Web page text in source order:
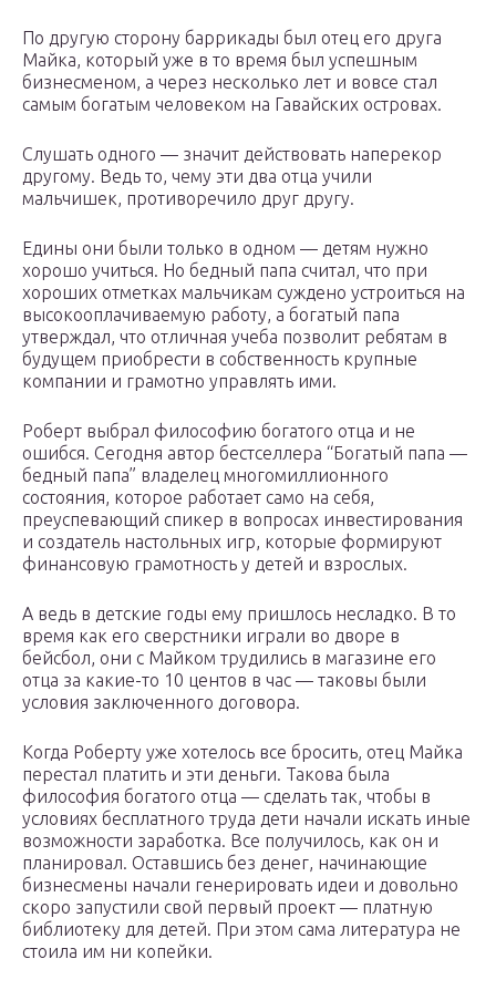
По другую сторону баррикады был отец его друга
Майка, который уже в то время был успешным
бизнесменом, а через несколько лет и вовсе стал
самым богатым человеком на Гавайских островах.
Слушать одного — значит действовать наперекор
другому. Ведь то, чему эти два отца учили
мальчишек, противоречило друг другу.
Едины они были только в одном — детям нужно
хорошо учиться. Но бедный папа считал, что при
хороших отметках мальчикам суждено устроиться на
высокооплачиваемую работу, а богатый папа
утверждал, что отличная учеба позволит ребятам в
будущем приобрести в собственность крупные
компании и грамотно управлять ими.
Роберт выбрал философию богатого отца и не
ошибся. Сегодня автор бестселлера “Богатый папа —
бедный папа” владелец многомиллионного
состояния, которое работает само на себя,
преуспевающий спикер в вопросах инвестирования
и создатель настольных игр, которые формируют
финансовую грамотность у детей и взрослых.
А ведь в детские годы ему пришлось несладко. В то
время как его сверстники играли во дворе в
бейсбол, они с Майком трудились в магазине его
отца за какие-то 10 центов в час — таковы были
условия заключенного договора.
Когда Роберту уже хотелось все бросить, отец Майка
перестал платить и эти деньги. Такова была
философия богатого отца — сделать так, чтобы в
условиях бесплатного труда дети начали искать иные
возможности заработка. Все получилось, как он и
планировал. Оставшись без денег, начинающие
бизнесмены начали генерировать идеи и довольно
скоро запустили свой первый проект — платную
библиотеку для детей. При этом сама литература не
стоила им ни копейки.